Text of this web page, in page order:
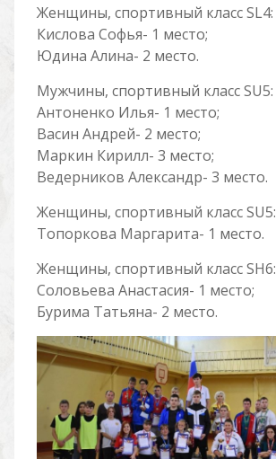
Женщины, спортивный класс SL4:
Кислова Софья- 1 место;
Юдина Алина- 2 место.
Мужчины, спортивный класс SU5:
Антоненко Илья- 1 место;
Васин Андрей- 2 место;
Маркин Кирилл- 3 место;
Ведерников Александр- 3 место.
Женщины, спортивный класс SU5:
Топоркова Маргарита- 1 место.
Женщины, спортивный класс SH6:
Соловьева Анастасия- 1 место;
Бурима Татьяна- 2 место.